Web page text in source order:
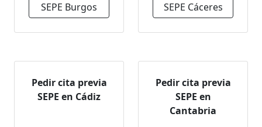
SEPE Burgos
SEPE Cáceres
Pedir cita previa
SEPE en Cádiz
Pedir cita previa
SEPE en
Cantabria